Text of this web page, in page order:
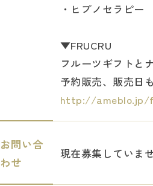
・ヒプノセラピー
▼FRUCRU
フルーツギフトと
予約販売、販売日
http://ameblo.jp/
お問い合
わせ
現在募集していま